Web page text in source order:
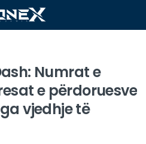
Numrat e
e përdoruesve
vjedhje të